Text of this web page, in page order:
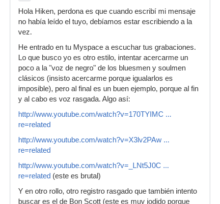
Hola Hiken, perdona es que cuando escribí mi mensaje
no había leído el tuyo, debíamos estar escribiendo a la
vez.
He entrado en tu Myspace a escuchar tus grabaciones.
Lo que busco yo es otro estilo, intentar acercarme un
poco a la "voz de negro" de los bluesmen y soulmen
clásicos (insisto acercarme porque igualarlos es
imposible), pero al final es un buen ejemplo, porque al fin
y al cabo es voz rasgada. Algo así:
http://www.youtube.com/watch?v=170TYIMC ...
re=related
http://www.youtube.com/watch?v=X3lv2PAw ...
re=related
http://www.youtube.com/watch?v=_LNt5J0C ...
re=related (este es brutal)
Y en otro rollo, otro registro rasgado que también intento
buscar es el de Bon Scott (este es muy jodido porque